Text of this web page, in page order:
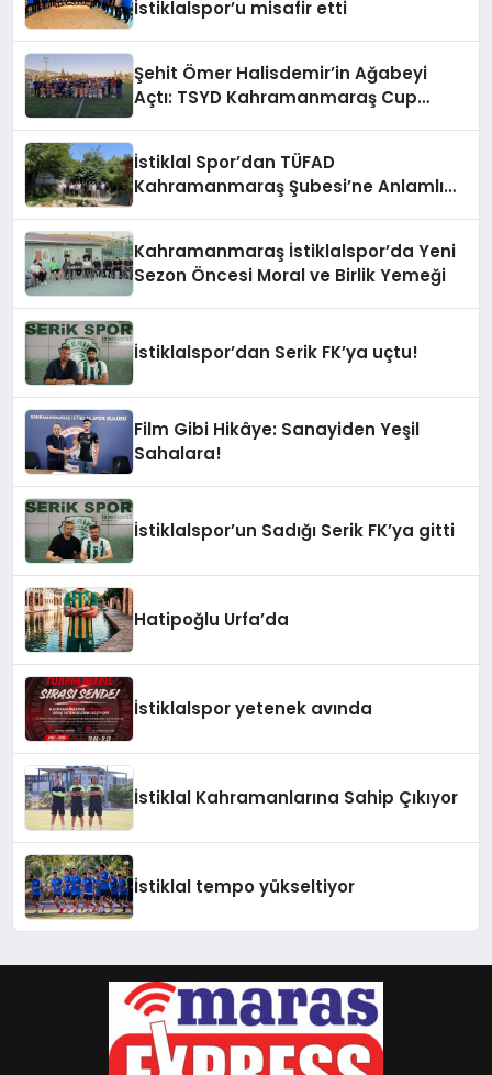
İstiklalspor’u misafir etti
Şehit Ömer Halisdemir’in Ağabeyi
Açtı: TSYD Kahramanmaraş Cup
İstiklal Spor’dan TÜFAD
Kahramanmaraş Şubesi’ne Anlamlı
Kahramanmaraş İstiklalspor’da Yeni
Sezon Öncesi Moral ve Birlik Yemeği
İstiklalspor’dan Serik FK’ya uçtu!
Film Gibi Hikâye: Sanayiden Yeşil
Sahalara!
İstiklalspor’un Sadığı Serik FK’ya gitti
Hatipoğlu Urfa’da
İstiklalspor yetenek avında
İstiklal Kahramanlarına Sahip Çıkıyor
İstiklal tempo yükseltiyor